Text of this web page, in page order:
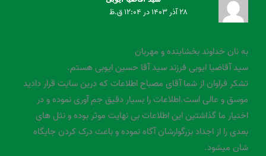
۲۸ آذر ۱۴۰۳ در ۱۲:۰۴ ق.ظ
به نان خداوند بخشاینده و مهربان
سید آقاضیا ایوبی فرزند سید آقا حسین ایوبی هستم.
تشکر فراوان از شما آقای مصباح اطلاعات که درین سایت قرار دادید
موسق و عالی است.اطلاعات را بسیار دقیق جم آوری نموده و در
اختیار ما گذاشتین این اطلاعات بی نهایت موثر بوده و نثل های
بعدی را از اجداد بزرگوارشان آگاه نموده و باعث درک کردن جایگاه
شان میشود.